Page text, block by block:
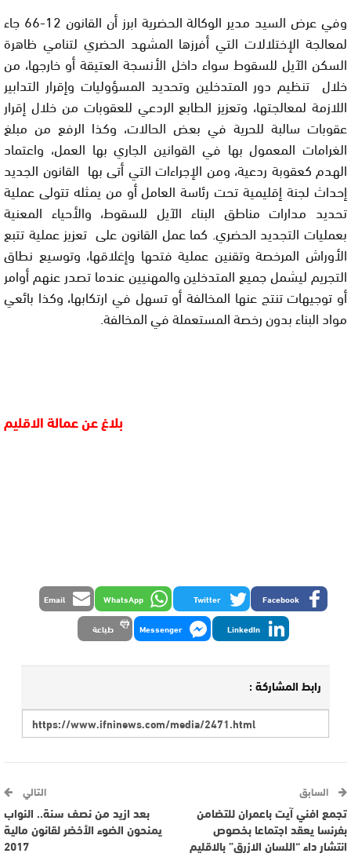
وفي عرض السيد مدير الوكالة الحضرية ابرز أن القانون 12-66 جاء
لمعالجة الإختلالات التي أفرزها المشهد الحضري لتنامي ظاهرة
السكن الآيل للسقوط سواء داخل الأنسجة العتيقة أو خارجها، من
خلال تنظيم دور المتدخلين وتحديد المسؤوليات وإقرار التدابير
اللازمة لمعالجتها، وتعزيز الطابع الردعي للعقوبات من خلال إقرار
عقوبات سالبة للحرية في بعض الحالات، وكذا الرفع من مبلغ
الغرامات المعمول بها في القوانين الجاري بها العمل، واعتماد
الهدم كعقوبة ردعية، ومن الإجراءات التي أتى بها القانون الجديد
إحداث لجنة إقليمية تحت رئاسة العامل أو من يمثله تتولى عملية
تحديد مدارات مناطق البناء الآيل للسقوط، والأحياء المعنية
بعمليات التجديد الحضري. كما عمل القانون على تعزيز عملية تتبع
الأوراش المرخصة وتقنين عملية فتحها وإغلاقها، وتوسيع نطاق
التجريم ليشمل جميع المتدخلين والمهنيين عندما تصدر عنهم أوامر
أو توجيهات تنتج عنها المخالفة أو تسهل في ارتكابها، وكذا بائعي
مواد البناء بدون رخصة المستعملة في المخالفة.
بلاغ عن عمالة الاقليم
Facebook
Twitter
WhatsApp
Email
LinkedIn
Messenger طباعة
رابط المشاركة :
السابق
تجمع افني آيت باعمران للتضامن
بفرنسا يعقد اجتماعا بخصوص
انتشار داء “اللسان الازرق” بالاقليم
التالي
بعد ازيد من نصف سنة.. النواب
يمنحون الضوء الأخضر لقانون مالية
2017